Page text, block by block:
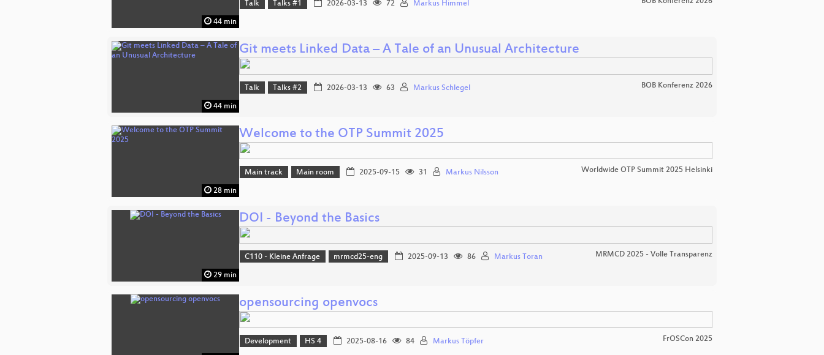
44 min
Talk Talks #1 2026-03-13 72 Markus Himmel
44 min
Git meets Linked Data – A Tale of an Unusual Architecture
Talk Talks #2 2026-03-13 63 Markus Schlegel BOB Konferenz 2026
28 min
Welcome to the OTP Summit 2025
Main track Main room 2025-09-15 31 Markus Nilsson Worldwide OTP Summit 2025 Helsinki
29 min
DOI - Beyond the Basics
C110 - Kleine Anfrage mrmcd25-eng 2025-09-13 86 Markus Toran MRMCD 2025 - Volle Transparenz
opensourcing openvocs
Development HS 4 2025-08-16 84 Markus Töpfer FrOSCon 2025